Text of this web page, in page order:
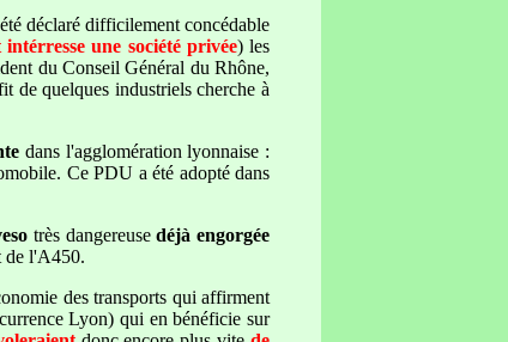
déclaré difficilement concédable
une société privée) les
du Conseil Général du Rhône,
de quelques industriels cherche à
dans l'agglomération lyonnaise :
Ce PDU a été adopté dans
très dangereusedéjà engorgée
de l'A450.
des transports qui affirment
Lyon) qui en bénéficie sur